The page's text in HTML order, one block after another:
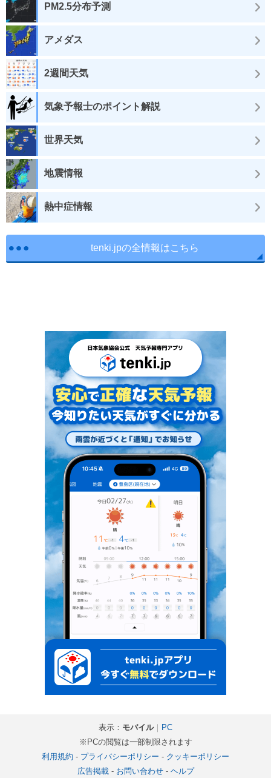
PM2.5分布予測
アメダス
2週間天気
気象予報士のポイント解説
世界天気
地震情報
熱中症情報
tenki.jpの全情報はこちら
表示： モバイル｜ PC
※PCの閲覧は一部制限されます
利用規約 - プライバシーポリシー - クッキーポリシー
広告掲載- お問い合わせ- ヘルプ